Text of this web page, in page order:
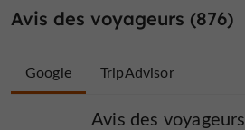
Avis des voyageurs (876)
Google
Avis des voyageurs
TripAdvisor
Avis des voyageurs